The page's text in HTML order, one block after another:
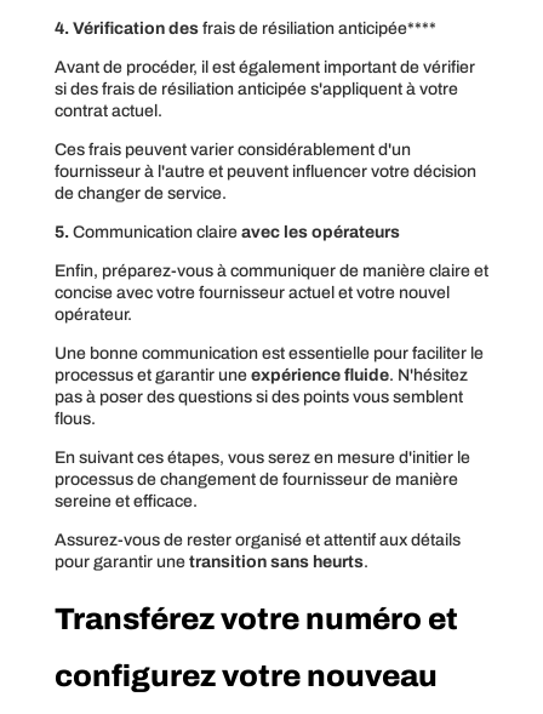
4. Vérification des frais de résiliation anticipée****
Avant de procéder, il est également important de vérifier
si des frais de résiliation anticipée s'appliquent à votre
contrat actuel.
Ces frais peuvent varier considérablement d'un
fournisseur à l'autre et peuvent influencer votre décision
de changer de service.
5. Communication claireavec les opérateurs
Enfin, préparez-vous à communiquer de manière claire et
concise avec votre fournisseur actuel et votre nouvel
opérateur.
Une bonne communication est essentielle pour faciliter le
processus et garantir une expérience fluide. N'hésitez
pas à poser des questions si des points vous semblent
flous.
En suivant ces étapes, vous serez en mesure d'initier le
processus de changement de fournisseur de manière
sereine et efficace.
Assurez-vous de rester organisé et attentif aux détails
pour garantir une transition sans heurts.
Transférez votre numéro et
configurez votre nouveau